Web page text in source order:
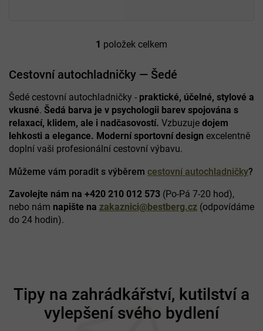
O
l
á
d
a
c
í
p
r
k
v
ý
1 položek celkem
Cestovní autochladničky — Šedé
Šedé cestovní autochladničky - praktické, účelné, stylové a
vkusné. Šedá barva je v psychologii barev spojována s
relaxací, klidem, ale i nadčasovostí. Vzbuzuje dojem
lehkosti a elegance. Moderní sportovní design excelentně
doplní vaši profesionální cestovní výbavu.
Můžeme vám poradit s výběrem cestovní autochladničky?
Zavolejte nám na +420 210 012 573 (Po-Pá 7-20 hod),
nebo nám napište na zakaznici@bestberg.cz (odpovídáme
do 24 hodin).
Tipy na zahrádkářství, kutilství a
vylepšení svého bydlení